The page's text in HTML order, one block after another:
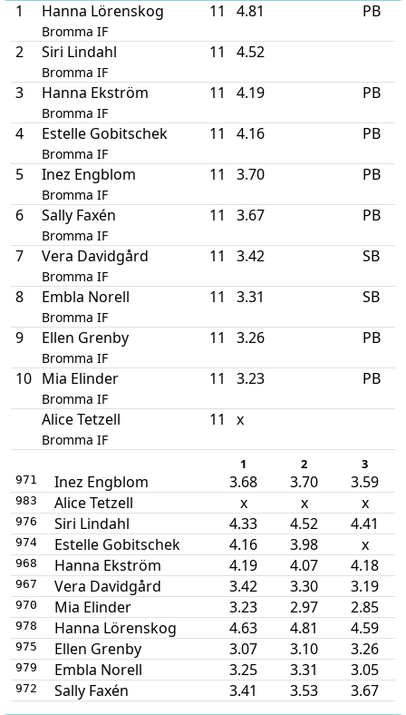
1
Hanna Lörenskog
Bromma IF
11 4.81 PB
2 Siri Lindahl
Bromma IF
11 4.52
3 Hanna Ekström
Bromma IF
11 4.19 PB
4 Estelle Gobitschek
Bromma IF
11 4.16 PB
5 Inez Engblom
Bromma IF
11 3.70 PB
6 Sally Faxén
Bromma IF
11 3.67 PB
7 Vera Davidgård
Bromma IF
11 3.42 SB
8 Embla Norell
Bromma IF
11 3.31 SB
9 Ellen Grenby
Bromma IF
11 3.26 PB
10 Mia Elinder
Bromma IF
11 3.23 PB
Alice Tetzell
Bromma IF
11 x
1 2 3
971 Inez Engblom 3.68 3.70 3.59
983 Alice Tetzell x x x
976 Siri Lindahl 4.33 4.52 4.41
974 Estelle Gobitschek 4.16 3.98 x
968 Hanna Ekström 4.19 4.07 4.18
967 Vera Davidgård 3.42 3.30 3.19
970 Mia Elinder 3.23 2.97 2.85
978 Hanna Lörenskog 4.63 4.81 4.59
975 Ellen Grenby 3.07 3.10 3.26
979 Embla Norell 3.25 3.31 3.05
972 Sally Faxén 3.41 3.53 3.67